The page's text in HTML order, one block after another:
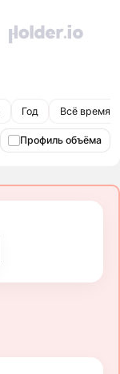
Год Всё время
Профиль объёма